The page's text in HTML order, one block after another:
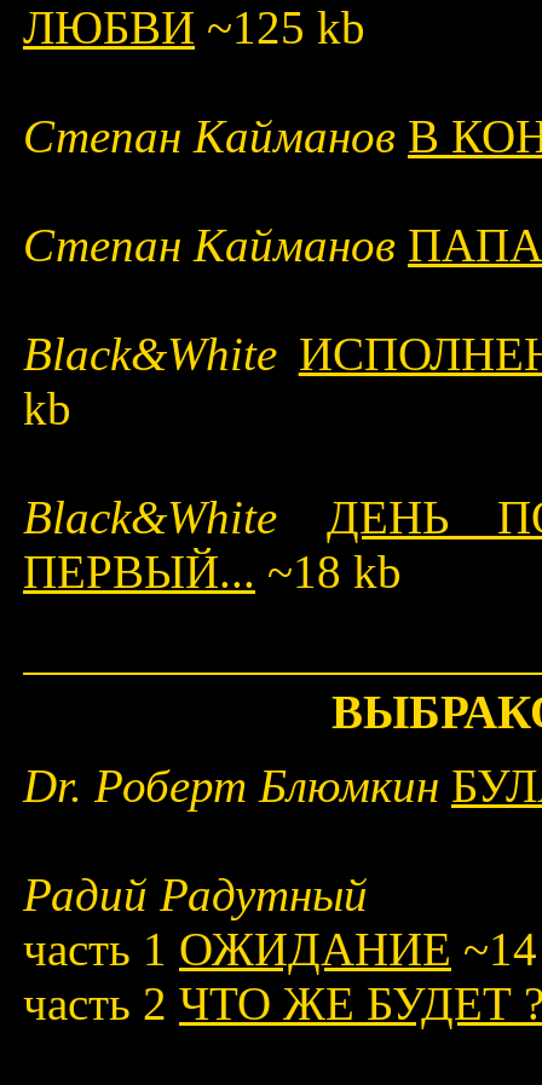
ЛЮБВИ ~125 kb
Степан Кайманов В
Степан Кайманов
Black&White
kb
Black&White ДЕНЬ
ПЕРВЫЙ... ~18 kb
Dr. Роберт Блюмкин
Радий Радутный
часть 1 ОЖИДАНИЕ
часть 2 ЧТО ЖЕ БУДЕТ